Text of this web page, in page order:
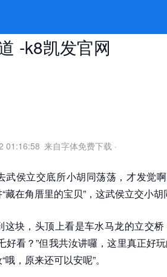
的特色服务介绍，门
-k8凯发官网
01:16:58 来自字体免费下载 ·
侯立交底所小胡同荡荡，才发觉
藏在角厝里的宝贝”，这武侯立交小
这块，头顶上看是车水马龙的立交
好看？”但我共汝讲囉，这里真正好
，原来还可以安呢”。